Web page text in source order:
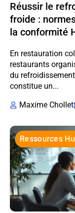
Réussir le
froide :
la conformité
En restauration
restaurants
du
constitue un...
Maxime Chollet
Ressources